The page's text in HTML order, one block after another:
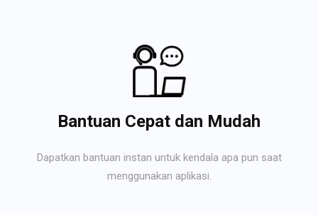
Bantuan Cepat dan Mudah
Dapatkan bantuan instan untuk kendala apa pun saat
menggunakan aplikasi.